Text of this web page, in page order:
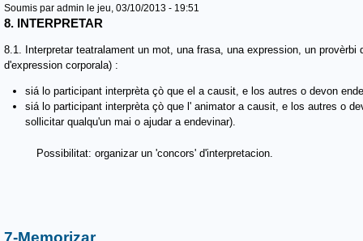
Soumis par admin le jeu, 03/10/2013 - 19:51
8. INTERPRETAR
8.1. Interpretar teatralament un mot, una frasa, una expression, un
d'expression corporala) :
siá lo participant interprèta çò que el a causit, e los autres o devon
siá lo participant interprèta çò que l' animator a causit, e los autres o
sollicitar qualqu'un mai o ajudar a endevinar).
Possibilitat: organizar un 'concors' d'interpretacion.
7-Memorizar